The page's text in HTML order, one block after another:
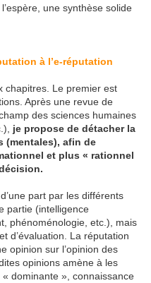
une synthèse solide
à l’e-réputation
chapitres. Le premier est
Après une revue de
des sciences humaines
je propose de détacher la
(mentales), afin de
et plus « rationnel
part par les différents
partie (intelligence
phénoménologie, etc.), mais
d’évaluation. La réputation
opinion sur l’opinion des
opinions amène à les
dominante », connaissance